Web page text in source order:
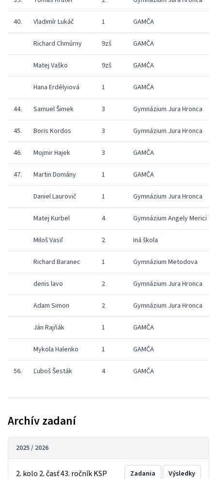
40. Vladimír Lukáč 1 GAMČA
Richard Chmúrny 9zš GAMČA
Matej Vaško 9zš GAMČA
Hana Erdélyiová 1 GAMČA
44. Samuel Šimek 3 Gymnázium Jura Hronca
45. Boris Kordos 3 Gymnázium Jura Hronca
46. Mojmir Hajek 3 GAMČA
47. Martin Domány 1 GAMČA
Daniel Laurovič 1 Gymnázium Jura Hronca
Matej Kurbel 4 Gymnázium Angely Merici
Miloš Vasiľ 2 Iná škola
Richard Baranec 1 Gymnázium Metodova
denis lavo 2 Gymnázium Jura Hronca
Adam Simon 2 Gymnázium Jura Hronca
Ján Rajňák 1 GAMČA
Mykola Halenko 1 GAMČA
56. Ľuboš Šesták 4 GAMČA
Archív zadaní
2025 / 2026
2. kolo 2. časť 43. ročník KSP Zadania Výsledky